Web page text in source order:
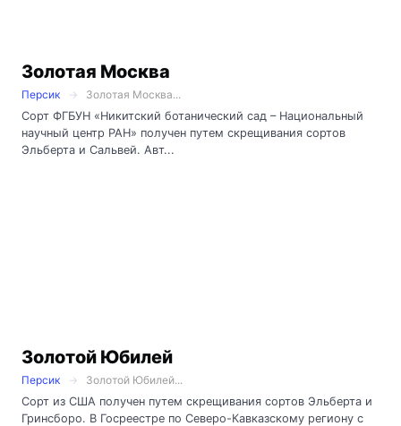
Золотая Москва
Персик
Золотая Москва...
Сорт ФГБУН «Никитский ботанический сад – Национальный
научный центр РАН» получен путем скрещивания сортов
Эльберта и Сальвей. Авт...
Золотой Юбилей
Персик
Золотой Юбилей...
Сорт из США получен путем скрещивания сортов Эльберта и
Гринсборо. В Госреестре по Северо-Кавказскому региону с